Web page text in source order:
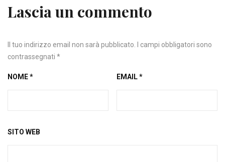
Lascia un commento
Il tuo indirizzo email non sarà pubblicato.
I campi obbligatori sono
contrassegnati *
NOME* EMAIL*
SITO WEB